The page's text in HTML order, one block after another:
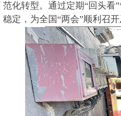
范化转型。通过定期“回头看
稳定，为全国“两会”顺利召